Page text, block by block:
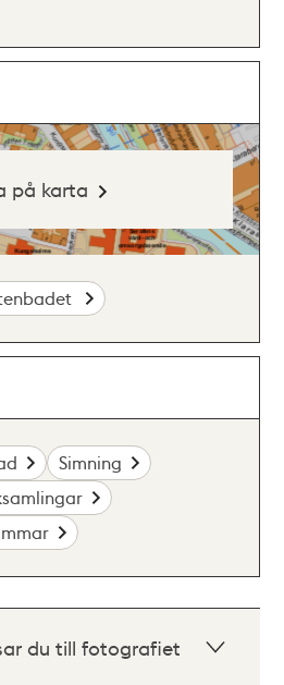
på karta
Simning
du till fotografiet